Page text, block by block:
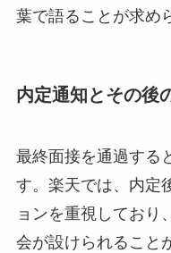
葉で語ることが求め
内定通知とその後
最終面接を通過する
す。楽天では、内定
ョンを重視しており
会が設けられること